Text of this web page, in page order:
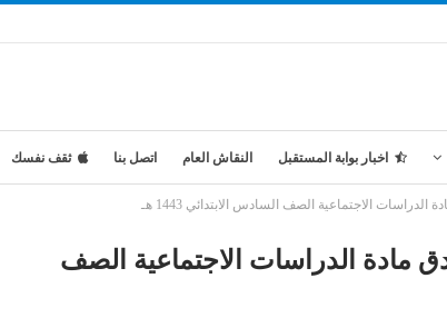
اخبار بوابة المستقبل النقاش العام اتصل بنا ثقف نفسك
الاجتماعية الصف السادس الابتدائي 1443 هـ
مادة الدراسات الاجتماعية الصف